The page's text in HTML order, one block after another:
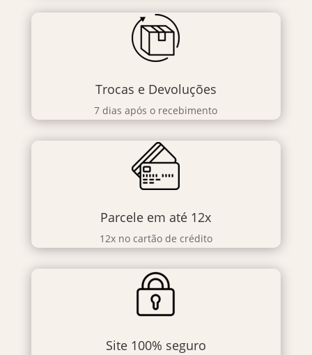
Trocas e Devoluções
7 dias após o recebimento
Parcele em até 12x
12x no cartão de crédito
Site 100% seguro